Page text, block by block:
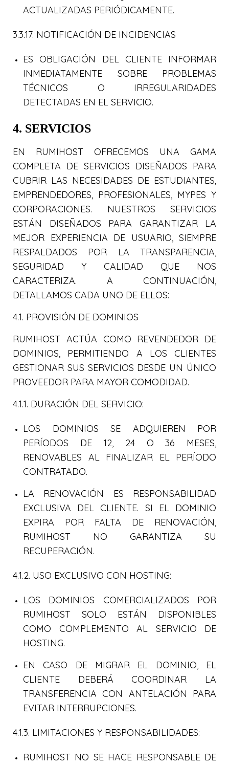
ACTUALIZADAS PERIÓDICAMENTE.
3.3.17. NOTIFICACIÓN DE INCIDENCIAS
ES OBLIGACIÓN DEL CLIENTE INFORMAR
INMEDIATAMENTE SOBRE PROBLEMAS
TÉCNICOS O IRREGULARIDADES
DETECTADAS EN EL SERVICIO.
4. SERVICIOS
EN RUMIHOST OFRECEMOS UNA GAMA
COMPLETA DE SERVICIOS DISEÑADOS PARA
CUBRIR LAS NECESIDADES DE ESTUDIANTES,
EMPRENDEDORES, PROFESIONALES, MYPES Y
CORPORACIONES. NUESTROS SERVICIOS
ESTÁN DISEÑADOS PARA GARANTIZAR LA
MEJOR EXPERIENCIA DE USUARIO, SIEMPRE
RESPALDADOS POR LA TRANSPARENCIA,
SEGURIDAD Y CALIDAD QUE NOS
CARACTERIZA. A CONTINUACIÓN,
DETALLAMOS CADA UNO DE ELLOS:
4.1. PROVISIÓN DE DOMINIOS
RUMIHOST ACTÚA COMO REVENDEDOR DE
DOMINIOS, PERMITIENDO A LOS CLIENTES
GESTIONAR SUS SERVICIOS DESDE UN ÚNICO
PROVEEDOR PARA MAYOR COMODIDAD.
4.1.1. DURACIÓN DEL SERVICIO:
LOS DOMINIOS SE ADQUIEREN POR
PERÍODOS DE 12, 24 O 36 MESES,
RENOVABLES AL FINALIZAR EL PERÍODO
CONTRATADO.
LA RENOVACIÓN ES RESPONSABILIDAD
EXCLUSIVA DEL CLIENTE. SI EL DOMINIO
EXPIRA POR FALTA DE RENOVACIÓN,
RUMIHOST NO GARANTIZA SU
RECUPERACIÓN.
4.1.2. USO EXCLUSIVO CON HOSTING:
LOS DOMINIOS COMERCIALIZADOS POR
RUMIHOST SOLO ESTÁN DISPONIBLES
COMO COMPLEMENTO AL SERVICIO DE
HOSTING.
EN CASO DE MIGRAR EL DOMINIO, EL
CLIENTE DEBERÁ COORDINAR LA
TRANSFERENCIA CON ANTELACIÓN PARA
EVITAR INTERRUPCIONES.
4.1.3. LIMITACIONES Y RESPONSABILIDADES:
RUMIHOST NO SE HACE RESPONSABLE DE